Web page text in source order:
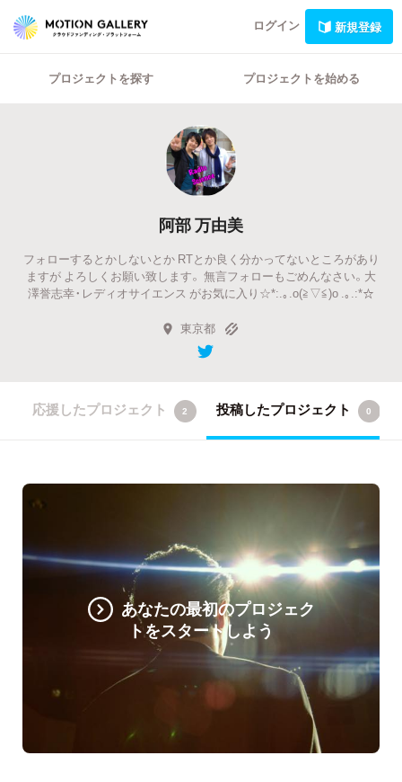
ログイン 新規登録
プロジェクトを探す プロジェクトを始める
阿部 万由美
フォローするとかしないとか RTとか良く分かってないところがあり
ますが よろしくお願い致します。 無言フォローもごめんなさい。大
澤誉志幸・レディオサイエンス がお気に入り☆*:.｡.o(≧▽≦)o .｡.:*☆
東京都
応援したプロジェクト 2 投稿したプロジェクト 0
あなたの最初のプロジェク
トをスタートしよう